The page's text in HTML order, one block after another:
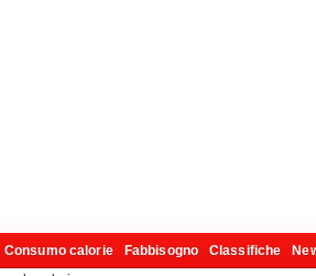
Consumo calorie Fabbisogno Classifiche